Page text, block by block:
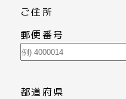
ご住所
郵便番号
都道府県